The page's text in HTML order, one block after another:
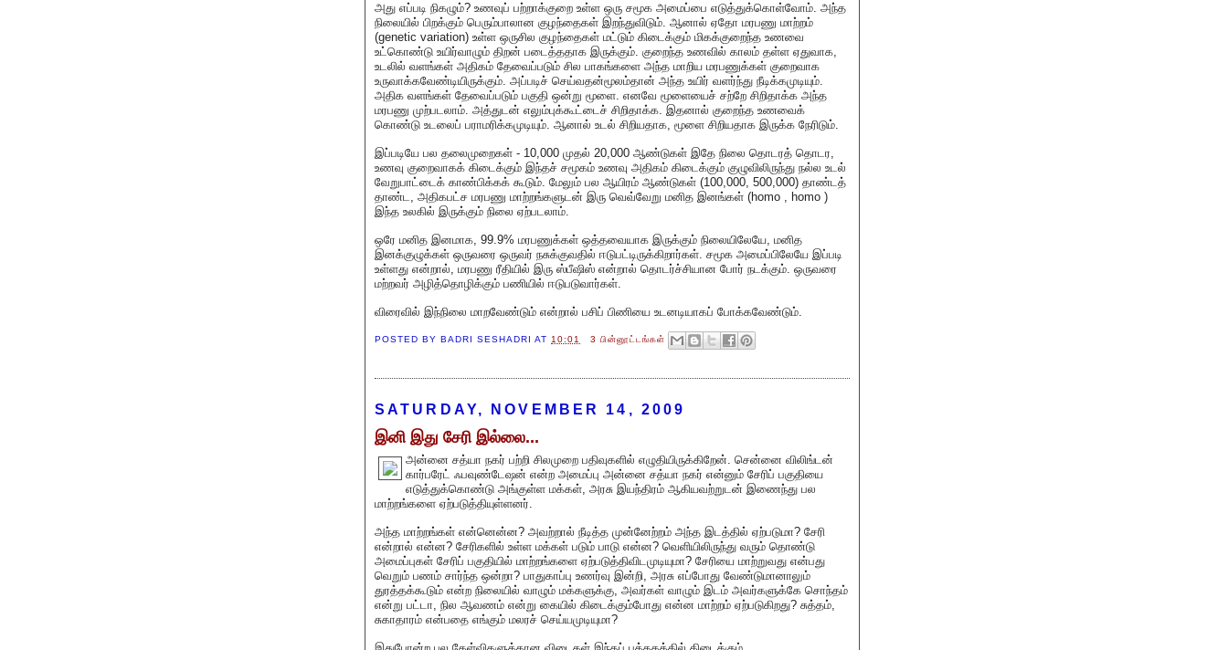
அது எப்படி நிகழும்? உணவுப் பற்றாக்குறை உள்ள ஒரு சமூக அமைப்பை எடுத்துக்கொள்வோம். அந்த
நிலையில் பிறக்கும் பெரும்பாலான குழந்தைகள் இறந்துவிடும். ஆனால் ஏதோ மரபணு மாற்றம்
(genetic variation) உள்ள ஒருசில குழந்தைகள் மட்டும் கிடைக்கும் மிகக்குறைந்த உணவை
உட்கொண்டு உயிர்வாழும் திறன் படைத்ததாக இருக்கும். குறைந்த உணவில் காலம் தள்ள ஏதுவாக,
உடலில் வளங்கள் அதிகம் தேவைப்படும் சில பாகங்களை அந்த மாறிய மரபணுக்கள் குறைவாக
உருவாக்கவேண்டியிருக்கும். அப்படிச் செய்வதன்மூலம்தான் அந்த உயிர் வளர்ந்து நீடிக்கமுடியும்.
அதிக வளங்கள் தேவைப்படும் பகுதி ஒன்று மூளை. எனவே மூளையைச் சற்றே சிறிதாக்க அந்த
மரபணு முற்படலாம். அத்துடன் எலும்புக்கூட்டைச் சிறிதாக்க. இதனால் குறைந்த உணவைக்
கொண்டு உடலைப் பராமரிக்கமுடியும். ஆனால் உடல் சிறியதாக, மூளை சிறியதாக இருக்க நேரிடும்.
இப்படியே பல தலைமுறைகள் - 10,000 முதல் 20,000 ஆண்டுகள் இதே நிலை தொடரத் தொடர,
உணவு குறைவாகக் கிடைக்கும் இந்தச் சமூகம் உணவு அதிகம் கிடைக்கும் குழுவிலிருந்து நல்ல உடல்
வேறுபாட்டைக் காண்பிக்கக் கூடும். மேலும் பல ஆயிரம் ஆண்டுகள் (100,000, 500,000) தாண்டத்
தாண்ட, அதிகபட்ச மரபணு மாற்றங்களுடன் இரு வெவ்வேறு மனித இனங்கள் (homo , homo )
இந்த உலகில் இருக்கும் நிலை ஏற்படலாம்.
ஒரே மனித இனமாக, 99.9% மரபணுக்கள் ஒத்தவையாக இருக்கும் நிலையிலேயே, மனித
இனக்குழுக்கள் ஒருவரை ஒருவர் நசுக்குவதில் ஈடுபட்டிருக்கிறார்கள். சமூக அமைப்பிலேயே இப்படி
உள்ளது என்றால், மரபணு ரீதியில் இரு ஸ்பீஷிஸ் என்றால் தொடர்ச்சியான போர் நடக்கும். ஒருவரை
மற்றவர் அழித்தொழிக்கும் பணியில் ஈடுபடுவார்கள்.
விரைவில் இந்நிலை மாறவேண்டும் என்றால் பசிப் பிணியை உடனடியாகப் போக்கவேண்டும்.
POSTED BYBADRI SESHADRI AT 10:01 3 பின்னூட்டங்கள்
SATURDAY, NOVEMBER 14, 2009
இனி இது சேரி இல்லை...
அன்னை சத்யா நகர் பற்றி சிலமுறை பதிவுகளில் எழுதியிருக்கிறேன். சென்னை விலிங்டன்
கார்பரேட் ஃபவுண்டேஷன் என்ற அமைப்பு அன்னை சத்யா நகர் என்னும் சேரிப் பகுதியை
எடுத்துக்கொண்டு அங்குள்ள மக்கள், அரசு இயந்திரம் ஆகியவற்றுடன் இணைந்து பல
மாற்றங்களை ஏற்படுத்தியுள்ளனர்.
அந்த மாற்றங்கள் என்னென்ன? அவற்றால் நீடித்த முன்னேற்றம் அந்த இடத்தில் ஏற்படுமா? சேரி
என்றால் என்ன? சேரிகளில் உள்ள மக்கள் படும் பாடு என்ன? வெளியிலிருந்து வரும் தொண்டு
அமைப்புகள் சேரிப் பகுதியில் மாற்றங்களை ஏற்படுத்திவிடமுடியுமா? சேரியை மாற்றுவது என்பது
வெறும் பணம் சார்ந்த ஒன்றா? பாதுகாப்பு உணர்வு இன்றி, அரசு எப்போது வேண்டுமானாலும்
துரத்தக்கூடும் என்ற நிலையில் வாழும் மக்களுக்கு, அவர்கள் வாழும் இடம் அவர்களுக்கே சொந்தம்
என்று பட்டா, நில ஆவணம் என்று கையில் கிடைக்கும்போது என்ன மாற்றம் ஏற்படுகிறது? சுத்தம்,
சுகாதாரம் என்பதை எங்கும் மலரச் செய்யமுடியுமா?